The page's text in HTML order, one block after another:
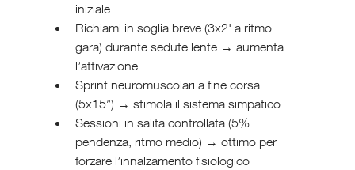
iniziale
Richiami in soglia breve (3x2' a ritmo
gara) durante sedute lente → aumenta
l’attivazione
Sprint neuromuscolari a fine corsa
(5x15”) → stimola il sistema simpatico
Sessioni in salita controllata (5%
pendenza, ritmo medio) → ottimo per
forzare l’innalzamento fisiologico